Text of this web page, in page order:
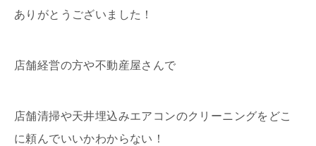
ありがとうございました！
店舗経営の方や不動産屋さんで
店舗清掃や天井埋込みエアコンのクリーニングをどこ
に頼んでいいかわからない！